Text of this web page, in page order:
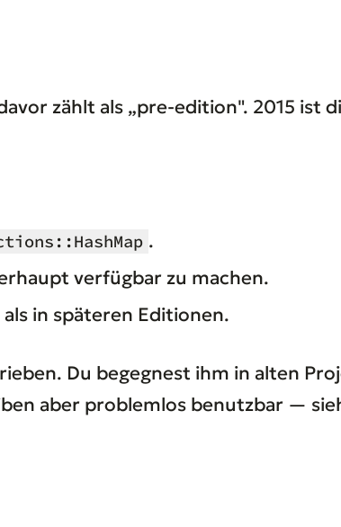
zählt als „pre-edition". 2015 ist
.
verfügbar zu machen.
in späteren Editionen.
Du begegnest ihm in alten
aber problemlos benutzbar —